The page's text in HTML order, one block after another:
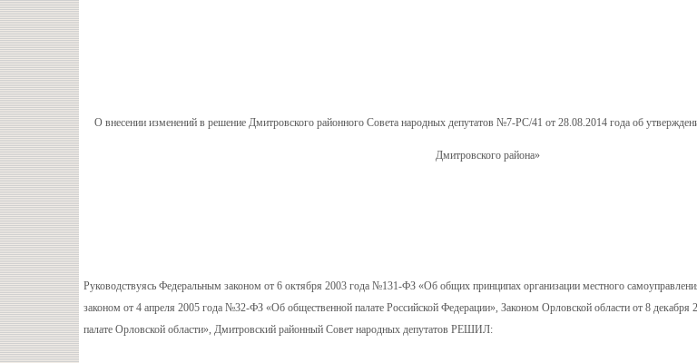
О внесении изменений в решение Дмитровского районного Совета народных депутатов №7-РС/41 от 28.08.2014 года об
Дмитровского района»
Руководствуясь Федеральным законом от 6 октября 2003 года №131-ФЗ «Об общих принципах организации местного
законом от 4 апреля 2005 года №32-ФЗ «Об общественной палате Российской Федерации», Законом Орловской области от 8
палате Орловской области», Дмитровский районный Совет народных депутатов РЕШИЛ: